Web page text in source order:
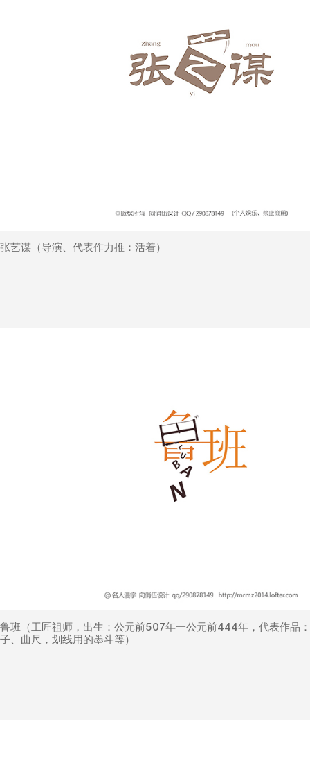
张艺谋（导演、代表作力推：活着）
鲁班（工匠祖师，出生：公元前507年一公元前444年，代表作品
子、曲尺，划线用的墨斗等）